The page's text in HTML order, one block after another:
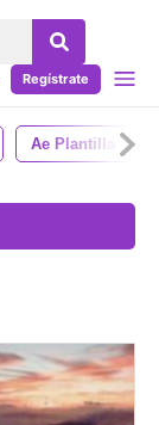
Regístrate
Ae Plantilla